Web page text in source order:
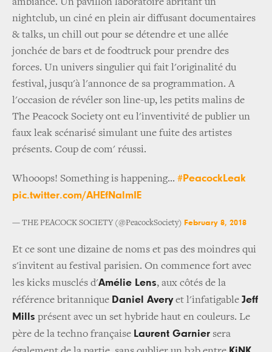
ambiance. Un pavillon laboratoire abritant un
nightclub, un ciné en plein air diffusant documentaires
& talks, un chill out pour se détendre et une allée
jonchée de bars et de foodtruck pour prendre des
forces. Un univers singulier qui fait l'originalité du
festival, jusqu'à l'annonce de sa programmation. A
l'occasion de révéler son line-up, les petits malins de
The Peacock Society ont eu l'inventivité de publier un
faux leak scénarisé simulant une fuite des artistes
présents. Coup de com' réussi.
Whooops! Something is happening... #PeacockLeak
pic.twitter.com/AHEfNalmIE
— THE PEACOCK SOCIETY (@PeacockSociety) February 8, 2018
Et ce sont une dizaine de noms et pas des moindres qui
s'invitent au festival parisien. On commence fort avec
les kicks musclés d'Amélie Lens, aux côtés de la
référence britannique Daniel Averyet l'infatigable Jeff
Mills présent avec un set hybride haut en couleurs. Le
père de la techno française Laurent Garnier sera